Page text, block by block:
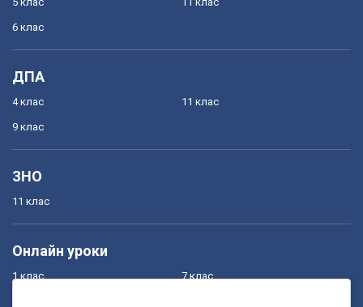
6 клас
ДПА
4 клас
9 клас
11 клас
ЗНО
11 клас
Онлайн уроки
1 клас 7 клас